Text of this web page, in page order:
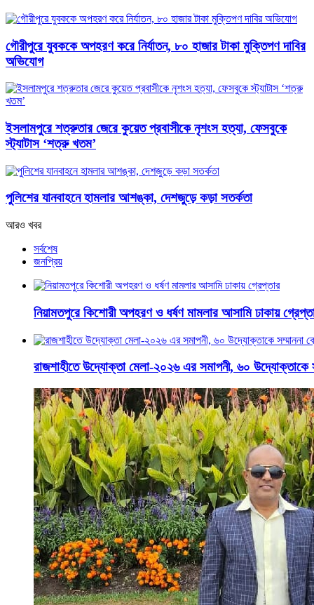
গৌরীপুরে যুবককে অপহরণ করে নির্যাতন, ৮০ হাজার টাকা মুক্তিপণ দাবির
অভিযোগ
ইসলামপুরে শত্রুতার জেরে কুয়েত প্রবাসীকে নৃশংস হত্যা, ফেসবুকে
স্ট্যাটাস ‘শত্রু খতম’
পুলিশের যানবাহনে হামলার আশঙ্কা, দেশজুড়ে কড়া সতর্কতা
আরও খবর
সর্বশেষ
জনপ্রিয়
নিয়ামতপুরে কিশোরী অপহরণ ও ধর্ষণ মামলার আসামি ঢাকায়
রাজশাহীতে উদ্যোক্তা মেলা-২০২৬ এর সমাপনী, ৬০ উদ্যোক্তাকে